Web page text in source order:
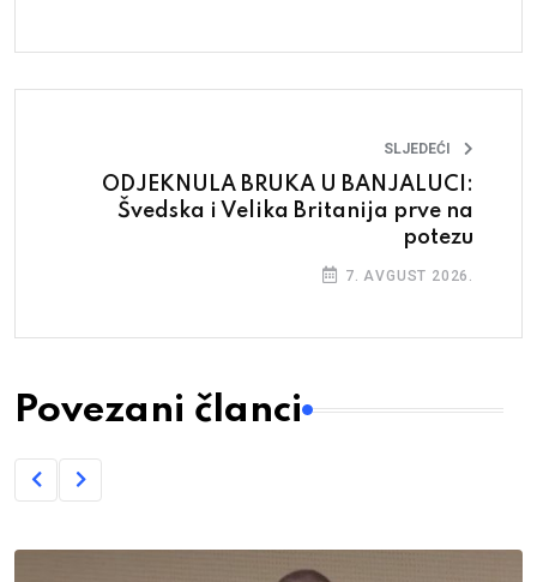
SLJEDEĆI
ODJEKNULA BRUKA U BANJALUCI:
Švedska i Velika Britanija prve na
potezu
7. AVGUST 2026.
Povezani članci